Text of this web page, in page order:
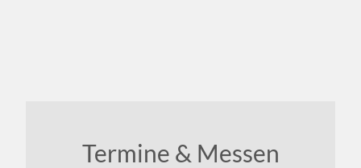
Termine & Messen